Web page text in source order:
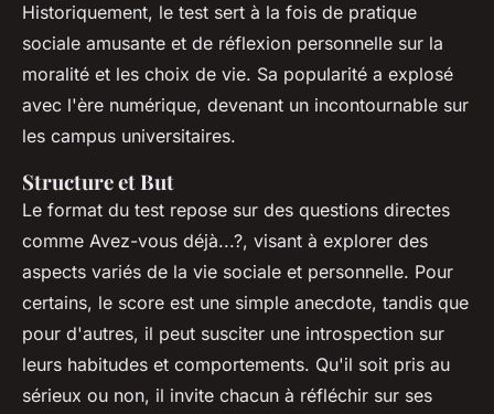
Historiquement, le test sert à la fois de pratique
sociale amusante et de réflexion personnelle sur la
moralité et les choix de vie. Sa popularité a explosé
avec l'ère numérique, devenant un incontournable sur
les campus universitaires.
Structure et But
Le format du test repose sur des questions directes
comme Avez-vous déjà...?, visant à explorer des
aspects variés de la vie sociale et personnelle. Pour
certains, le score est une simple anecdote, tandis que
pour d'autres, il peut susciter une introspection sur
leurs habitudes et comportements. Qu'il soit pris au
sérieux ou non, il invite chacun à réfléchir sur ses